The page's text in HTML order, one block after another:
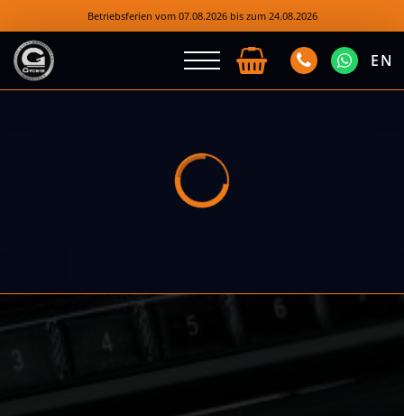
Betriebsferien vom 07.08.2026 bis zum 24.08.2026
EN